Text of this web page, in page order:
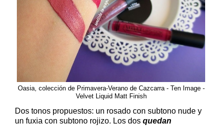
Oasia, colección de Primavera-Verano de Cazcarra - Ten Image -
Velvet Liquid Matt Finish
Dos tonos propuestos: un rosado con subtono nude y
un fuxia con subtono rojizo. Los dos quedan